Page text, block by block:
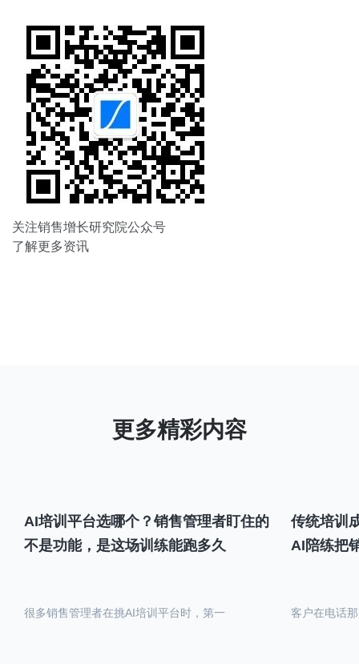
航
关注销售增长研究院公众号
了解更多资讯
AI培训平台选哪个？销售管理者盯住的
不是功能，是这场训练能跑多久
很多销售管理者在挑AI培训平台时，第一
传统培训
AI陪练把
客户在电话